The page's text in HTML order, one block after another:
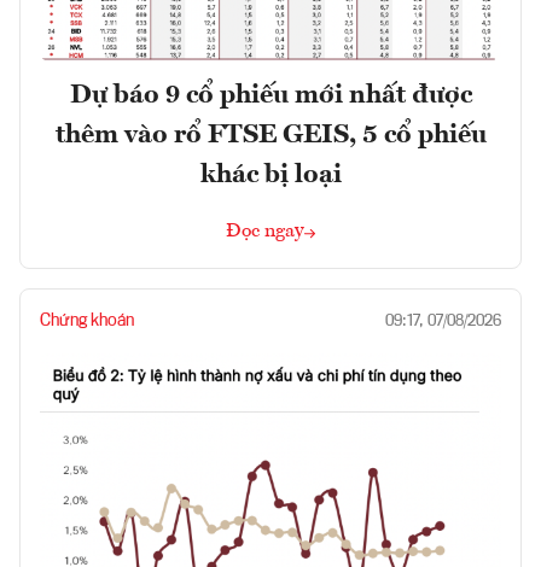
Dự báo 9 cổ phiếu mới nhất được
thêm vào rổ FTSE GEIS, 5 cổ phiếu
khác bị loại
Đọc ngay
Chứng khoán 09:17, 07/08/2026